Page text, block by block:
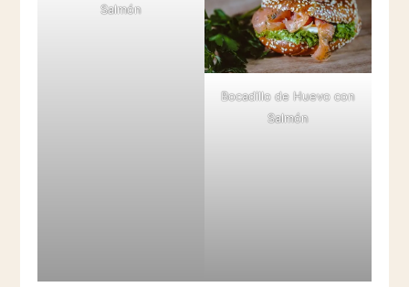
Salmón
Bocadillo de Huevo con
Salmón